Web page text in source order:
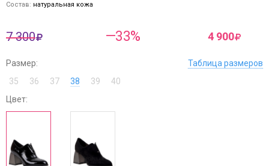
Состав: натуральная кожа
7 300 —33% 4 900
Размер:
Таблица размеров
35
36 37 38 39
40
Цвет: